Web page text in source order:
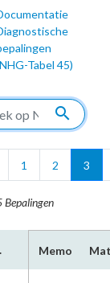
Tabel 45)
search
1 2 3
Memo